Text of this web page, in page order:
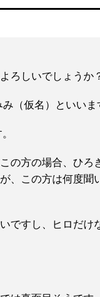
ろしいでしょうか
（仮名）といいま
の方の場合、ひろ
、この方は何度聞
ですし、ヒロだけ